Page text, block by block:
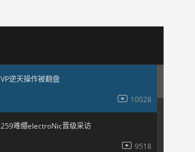
VP逆天操作被翻盘
10028
259难绷electroNic晋级采访
9518